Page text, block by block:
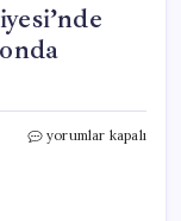
İstanbul
yorumlar kapalı